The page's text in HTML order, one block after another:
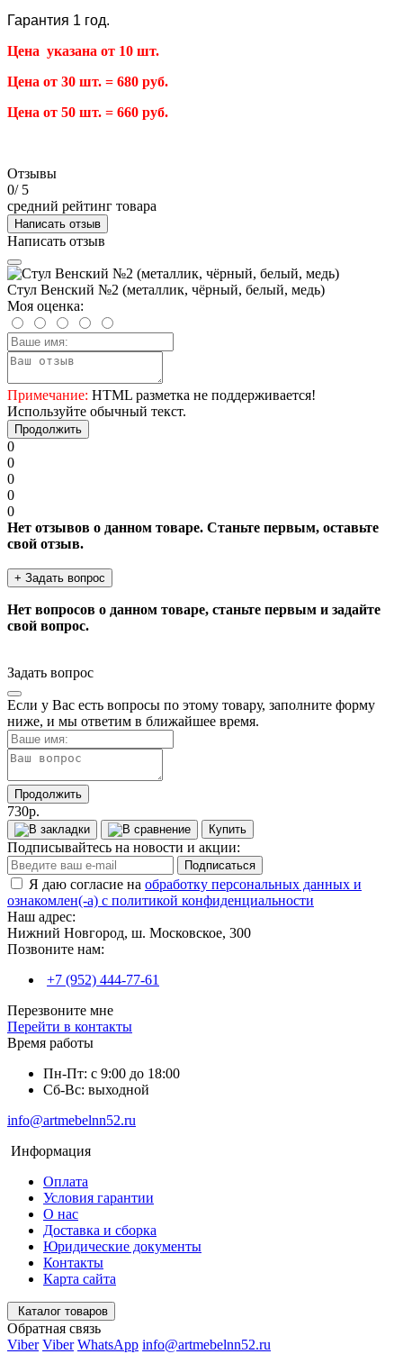
Гарантия 1 год.
Цена указана от 10 шт.
Цена от 30 шт. = 680 руб.
Цена от 50 шт. = 660 руб.
Отзывы
0/ 5
средний рейтинг товара
Написать отзыв
Написать отзыв
Стул Венский №2 (металлик, чёрный, белый, медь)
Моя оценка:
Примечание: HTML разметка не поддерживается!
Используйте обычный текст.
Продолжить
0
0
0
0
0
Нет отзывов о данном товаре. Станьте первым, оставьте
свой отзыв.
+ Задать вопрос
Нет вопросов о данном товаре, станьте первым и задайте
свой вопрос.
Задать вопрос
Если у Вас есть вопросы по этому товару, заполните форму
ниже, и мы ответим в ближайшее время.
Продолжить
730р.
Купить
Подписывайтесь на новости и акции:
Подписаться
Я даю согласие на обработку персональных данных и
ознакомлен(-а) с политикой конфиденциальности
Наш адрес:
Нижний Новгород, ш. Московское, 300
Позвоните нам:
+7 (952) 444-77-61
Перезвоните мне
Перейти в контакты
Время работы
Пн-Пт: с 9:00 до 18:00
Сб-Вс: выходной
info@artmebelnn52.ru
Информация
Оплата
Условия гарантии
О нас
Доставка и сборка
Юридические документы
Контакты
Карта сайта
Каталог товаров
Обратная связь
Viber Viber WhatsApp info@artmebelnn52.ru